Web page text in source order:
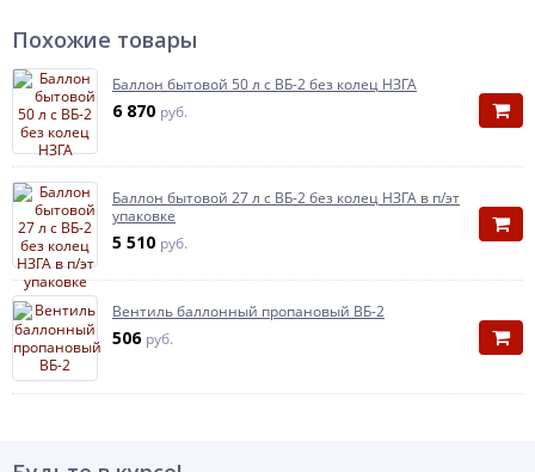
Похожие товары
Баллон бытовой 50 л с ВБ-2 без колец НЗГА
6 870 руб.
Баллон бытовой 27 л с ВБ-2 без колец НЗГА в п/эт
упаковке
5 510 руб.
Вентиль баллонный пропановый ВБ-2
506 руб.